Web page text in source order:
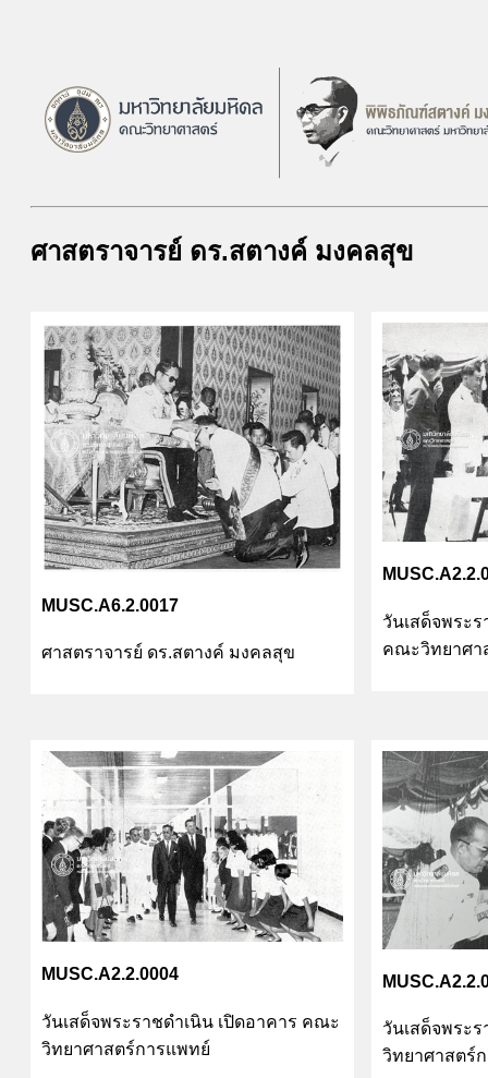
ศาสตราจารย์ ดร.สตางค์ มงคลสุข
MUSC.A6.2.0017
ศาสตราจารย์ ดร.สตางค์ มงคลสุข
วันเสด็จพระ
คณะวิทยาศา
MUSC.A2.2.0004
วันเสด็จพระราชดำเนิน เปิดอาคาร คณะ
วิทยาศาสตร์การแพทย์
วันเสด็จพระ
วิทยาศาสตร์